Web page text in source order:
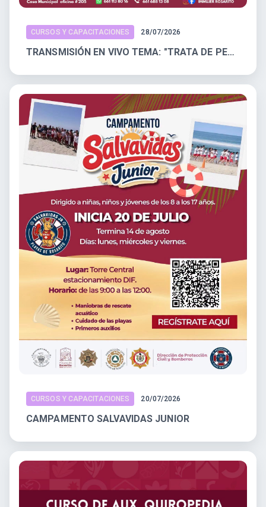
CURSOS Y CAPACITACIONES 28/07/2026
TRANSMISIÓN EN VIVO TEMA: "TRATA DE PERSONAS: COMO PREVENIRLA Y PROTEGERNOS"
CURSOS Y CAPACITACIONES 20/07/2026
CAMPAMENTO SALVAVIDAS JUNIOR